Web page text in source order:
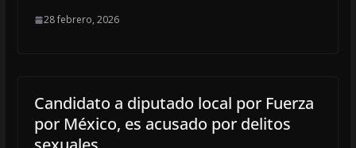
28 febrero, 2026
Candidato a diputado local por Fuerza
por México, es acusado por delitos